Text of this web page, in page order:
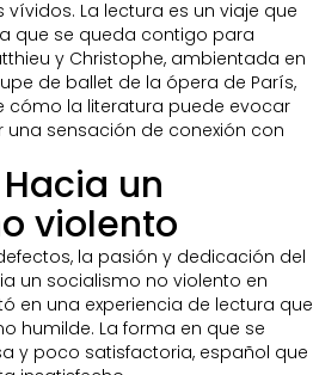
La lectura es un viaje que
que se queda contigo para
y Christophe, ambientada en
de ballet de la ópera de París,
cómo la literatura puede evocar
sensación de conexión con
un
violento
la pasión y dedicación del
un socialismo no violento en
en una experiencia de lectura que
humilde. La forma en que se
y poco satisfactoria, español que